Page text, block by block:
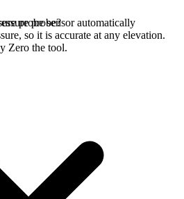
probe sensor automatically
so it is accurate at any elevation.
Zero the tool.
probe?